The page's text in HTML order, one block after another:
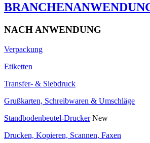
NACH ANWENDUNG
Verpackung
Etiketten
Transfer- & Siebdruck
Grußkarten, Schreibwaren & Umschläge
Standbodenbeutel-Drucker New
Drucken, Kopieren, Scannen, Faxen